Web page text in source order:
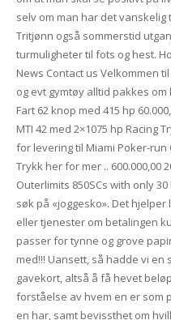
selv om man har det
Tritjønn også sommerstid
turmuligheter til fots og hest.
News Contact us Velkommen
og evt gymtøy alltid pakkes om
Fart 62 knop med 415 hp
MTI 42 med 2×1075 hp Racing
for levering til Miami Poker-run
Trykk her for mer .. 600.000,00
Outerlimits 850SCs with only
søk på «joggesko». Det
eller tjenester om betalingen
passer for tynne og grove
med!!! Uansett, så hadde vi en
gavekort, altså å få hevet
forståelse av hvem en er som
en har, samt bevissthet om